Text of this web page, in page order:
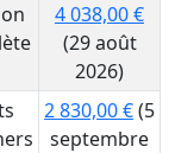
4 038,00 €
(29 août
2026)
2 830,00 €(5
septembre